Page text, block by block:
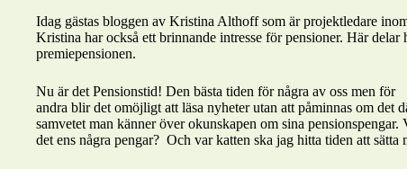
Idag gästas bloggen av Kristina Althoff som är projektledare
Kristina har också ett brinnande intresse för pensioner. Här
premiepensionen.
Nu är det Pensionstid! Den bästa tiden för några av oss men för
andra blir det omöjligt att läsa nyheter utan att påminnas om det
samvetet man känner över okunskapen om sina
det ens några pengar? Och var katten ska jag hitta tiden att sätta